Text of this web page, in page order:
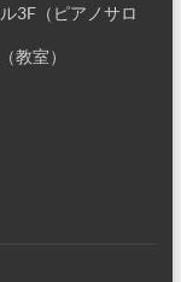
3F（ピアノサロ
教室）